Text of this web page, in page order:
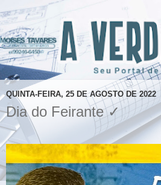
QUINTA-FEIRA, 25 DE AGOSTO DE 2022
Dia do Feirante ✓